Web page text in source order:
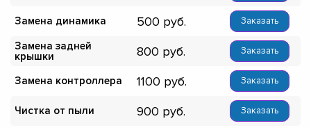
Замена динамика 500 Заказать
Замена задней
крышки
800 Заказать
Замена контроллера 1100 Заказать
Чистка от пыли 900 Заказать